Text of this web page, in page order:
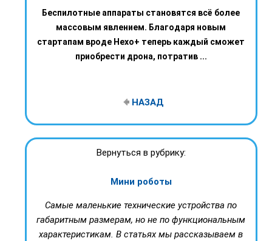
Беспилотные аппараты становятся всё более
массовым явлением. Благодаря новым
стартапам вроде Hexo+ теперь каждый сможет
приобрести дрона, потратив ...
НАЗАД
Вернуться в рубрику:
Мини роботы
Самые маленькие технические устройства по
габаритным размерам, но не по функциональным
характеристикам. В статьях мы рассказываем в